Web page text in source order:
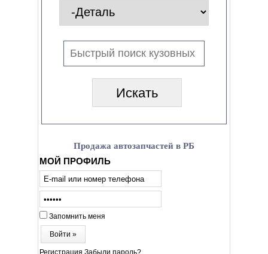
Продажа автозапчастей в РБ
МОЙ ПРОФИЛЬ
Запомнить меня
Войти »
Регистрация Забыли пароль?